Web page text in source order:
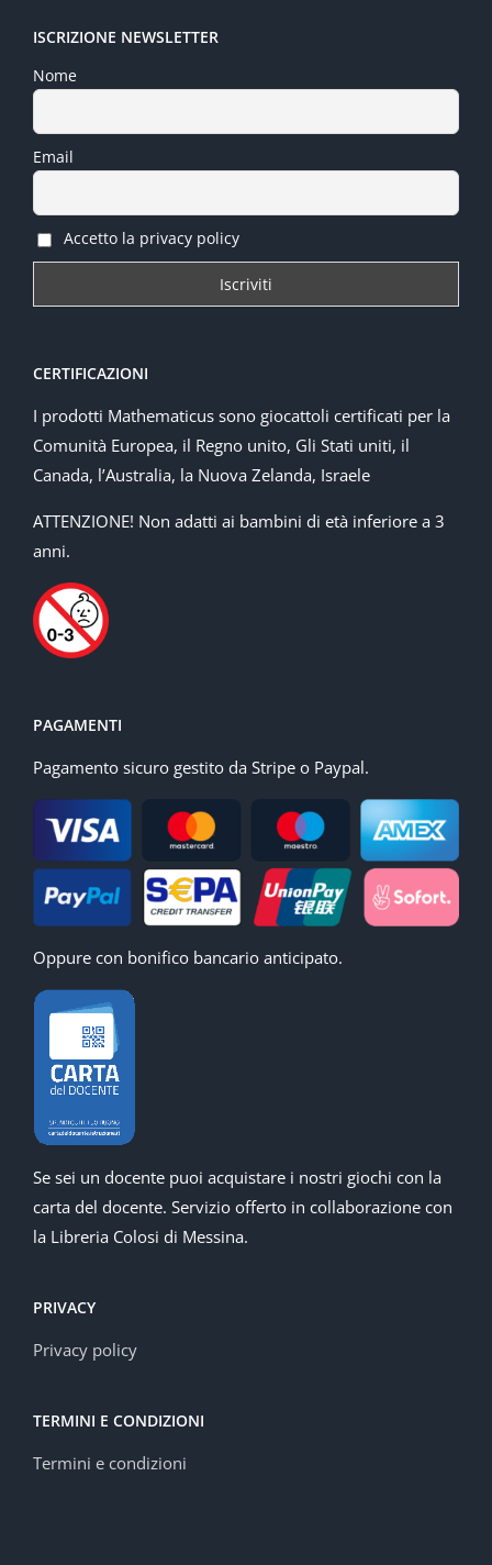
ISCRIZIONE NEWSLETTER
Nome
Email
Accetto la privacy policy
CERTIFICAZIONI
I prodotti Mathematicus sono giocattoli certificati per la
Comunità Europea, il Regno unito, Gli Stati uniti, il
Canada, l’Australia, la Nuova Zelanda, Israele
ATTENZIONE! Non adatti ai bambini di età inferiore a 3
anni.
PAGAMENTI
Pagamento sicuro gestito da Stripe o Paypal.
Oppure con bonifico bancario anticipato.
Se sei un docente puoi acquistare i nostri giochi con la
carta del docente. Servizio offerto in collaborazione con
la Libreria Colosi di Messina.
PRIVACY
Privacy policy
TERMINI E CONDIZIONI
Termini e condizioni